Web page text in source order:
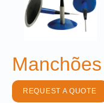
REQUEST A QUOTE